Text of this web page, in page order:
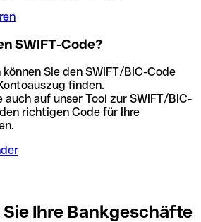
SWIFT-Code?
Sie den SWIFT/BIC-Code
finden.
auch auf unser Tool zur SWIFT/BIC-
richtigen Code für Ihre
Ihre Bankgeschäfte